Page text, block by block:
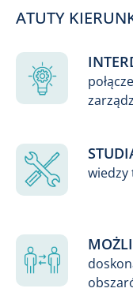
ATUTY
wiedzy